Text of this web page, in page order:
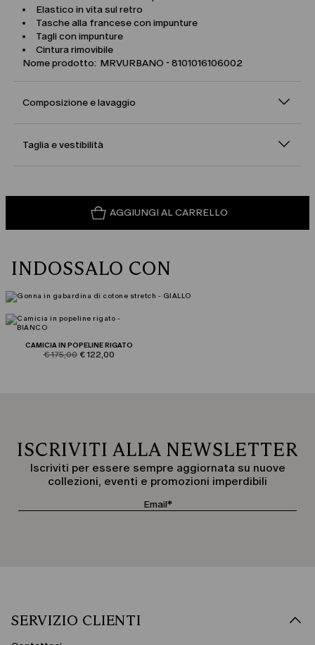
Elastico in vita sul retro
Tasche alla francese con impunture
Tagli con impunture
Cintura rimovibile
Nome prodotto: MRVURBANO - 8101016106002
Composizione e lavaggio
Taglia e vestibilità
AGGIUNGI AL CARRELLO
INDOSSALO CON
CAMICIA IN POPELINE RIGATO
product.price.original
€ 175,00 product.price.sale
€ 122,00
ISCRIVITI ALLA NEWSLETTER
Iscriviti per essere sempre aggiornata su nuove
collezioni, eventi e promozioni imperdibili
SERVIZIO CLIENTI